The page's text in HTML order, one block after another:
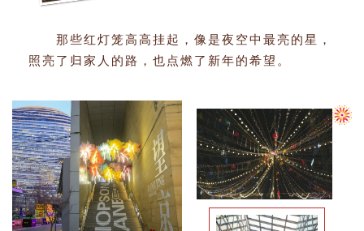
那些红灯笼高高挂起，像是夜空中最亮的星，
照亮了归家人的路，也点燃了新年的希望。